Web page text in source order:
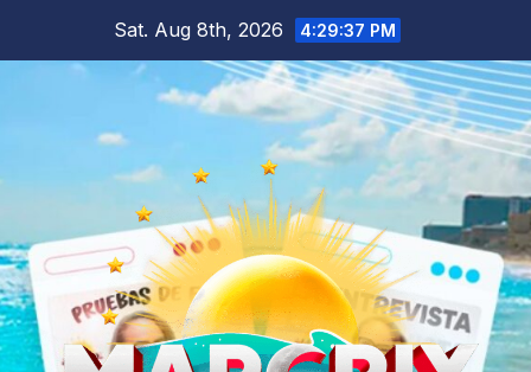
Sat. Aug 8th, 2026 4:29:38 PM